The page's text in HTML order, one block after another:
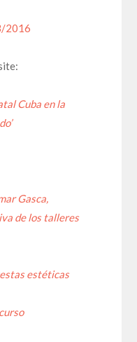
2016
Cuba en la
Gasca,
de los talleres
estéticas